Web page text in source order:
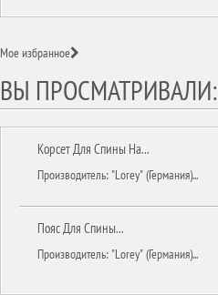
Мое избранное
ВЫ ПРОСМАТРИВАЛИ:
Корсет Для Спины На...
Производитель: "Lorey" (Германия)...
Пояс Для Спины...
Производитель: "Lorey" (Германия)...